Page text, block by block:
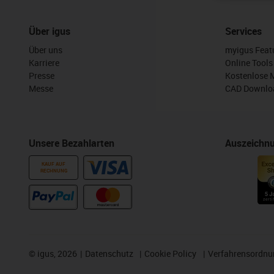
Über igus
Über uns
Karriere
Presse
Messe
Unsere Bezahlarten
KAUF AUF
RECHNUNG
Services
myigus
Online Tools
Kostenlose
CAD
© igus, 2026 Datenschutz Cookie Policy